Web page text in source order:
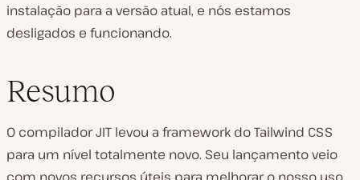
instalação para a versão atual, e nós estamos
desligados e funcionando.
Resumo
O compilador JIT levou a framework do Tailwind CSS
para um nível totalmente novo. Seu lançamento veio